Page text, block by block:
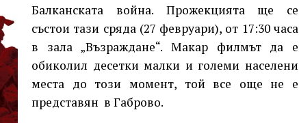
Балканската война. Прожекцията ще се
състои тази сряда (27 февруари), от 17:30 часа
в зала „Възраждане“. Макар филмът да е
обиколил десетки малки и големи населени
места до този момент, той все още не е
представян в Габрово.